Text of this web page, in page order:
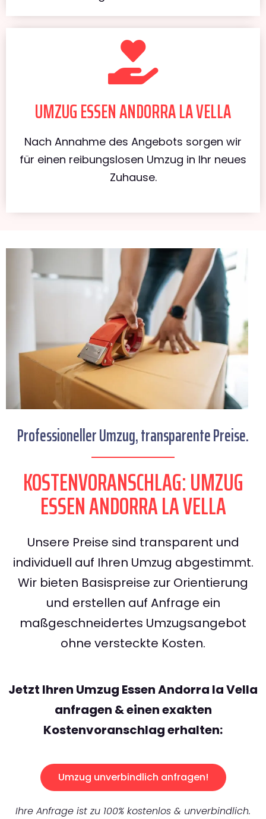
UMZUG ESSEN ANDORRA LA VELLA
Nach Annahme des Angebots sorgen wir
für einen reibungslosen Umzug in Ihr neues
Zuhause.
Professioneller Umzug, transparente Preise.
KOSTENVORANSCHLAG: UMZUG
ESSEN ANDORRA LA VELLA
Unsere Preise sind transparent und
individuell auf Ihren Umzug abgestimmt.
Wir bieten Basispreise zur Orientierung
und erstellen auf Anfrage ein
maßgeschneidertes Umzugsangebot
ohne versteckte Kosten.
Jetzt Ihren Umzug Essen Andorra la Vella
anfragen & einen exakten
Kostenvoranschlag erhalten:
Umzug unverbindlich anfragen!
Ihre Anfrage ist zu 100% kostenlos & unverbindlich.